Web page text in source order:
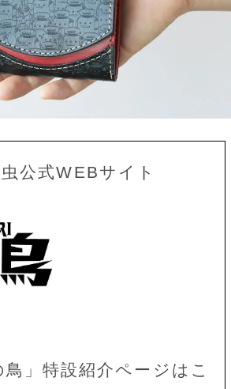
公式WEBサイト
」特設紹介ページはこ